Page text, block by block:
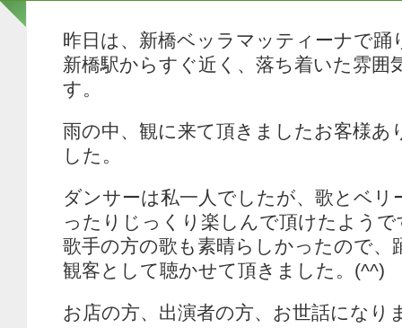
昨日は、新橋ベッラマッティーナで踊
新橋駅からすぐ近く、落ち着いた雰囲
す。
雨の中、観に来て頂きましたお客様あ
した。
ダンサーは私一人でしたが、歌とベリ
ったりじっくり楽しんで頂けたようで
歌手の方の歌も素晴らしかったので、
観客として聴かせて頂きました。(^^)
お店の方、出演者の方、お世話になり